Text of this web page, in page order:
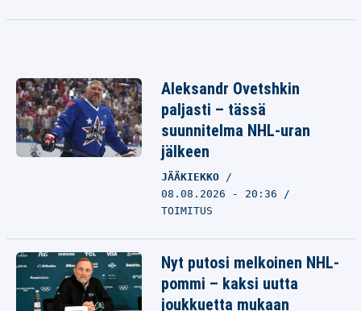
Aleksandr Ovetshkin
paljasti – tässä
suunnitelma NHL-uran
jälkeen
JÄÄKIEKKO
08.08.2026 - 20:36
TOIMITUS
Nyt putosi melkoinen NHL-
pommi – kaksi uutta
joukkuetta mukaan